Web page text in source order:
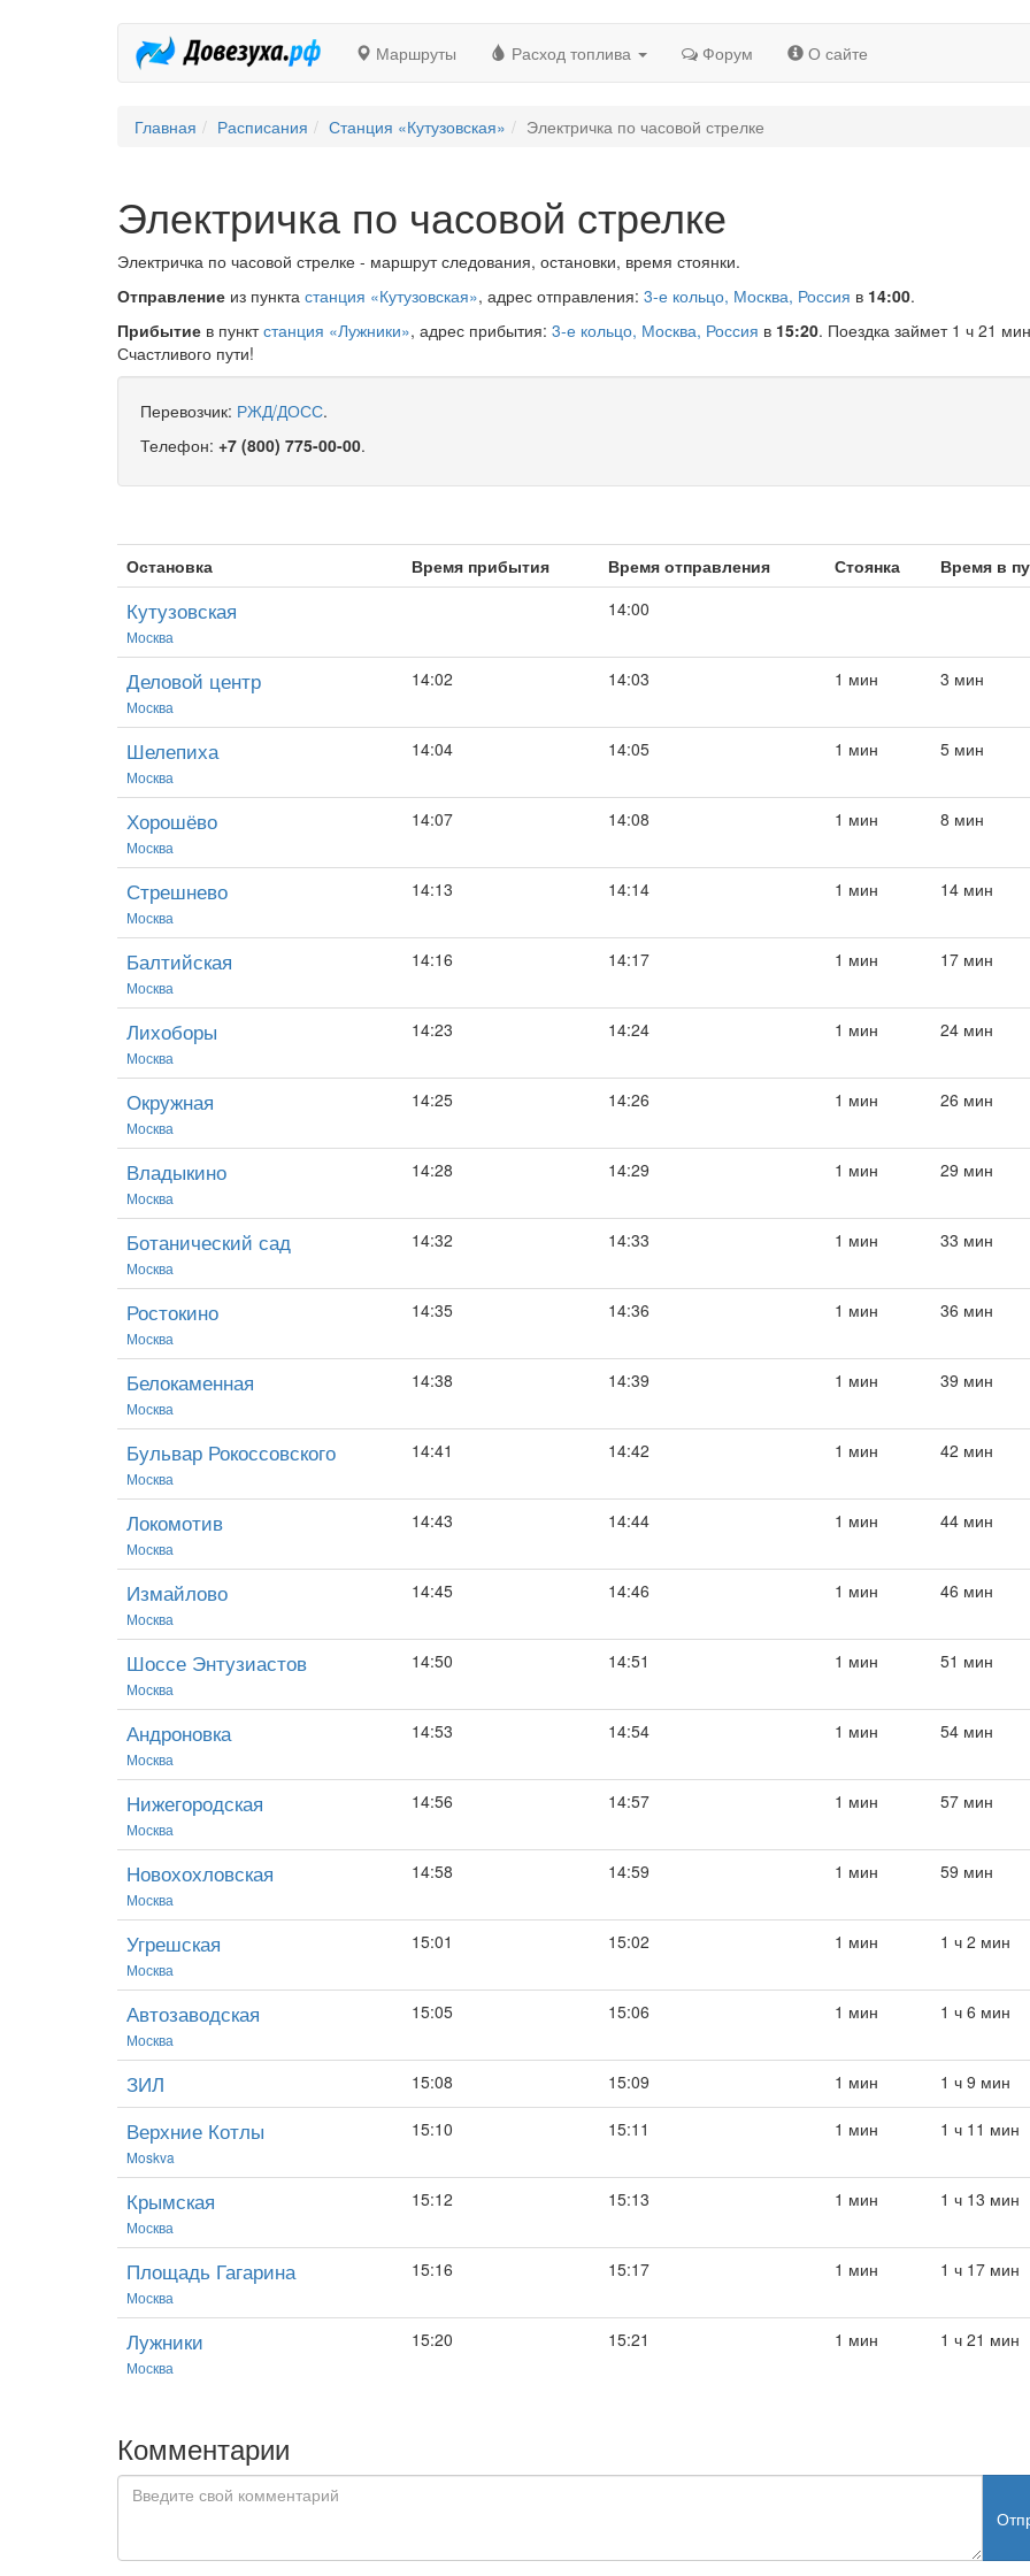
Маршруты Расход топлива Форум О сайте
Главная Расписания Станция «Кутузовская» Электричка по часовой стрелке
Электричка по часовой стрелке
Электричка по часовой стрелке - маршрут следования, остановки, время стоянки.
Отправление из пункта станция «Кутузовская», адрес отправления: 3-е кольцо, Москва, Россия в 14:00.
Прибытие в пунктстанция «Лужники», адрес прибытия: 3-е кольцо, Москва, Россия в 15:20. Поездка займет 1 ч 21
Счастливого пути!
Перевозчик: РЖД/ДОСС.
Телефон: +7 (800) 775-00-00.
Остановка Время прибытия Время отправления Стоянка Время в
Кутузовская
Москва
14:00
Деловой центр
Москва
14:02 14:03 1 мин 3 мин
Шелепиха
Москва
14:04 14:05 1 мин 5 мин
Хорошёво
Москва
14:07 14:08 1 мин 8 мин
Стрешнево
Москва
14:13 14:14 1 мин 14 мин
Балтийская
Москва
14:16 14:17 1 мин 17 мин
Лихоборы
Москва
14:23 14:24 1 мин 24 мин
Окружная
Москва
14:25 14:26 1 мин 26 мин
Владыкино
Москва
14:28 14:29 1 мин 29 мин
Ботанический сад
Москва
14:32 14:33 1 мин 33 мин
Ростокино
Москва
14:35 14:36 1 мин 36 мин
Белокаменная
Москва
14:38 14:39 1 мин 39 мин
Бульвар Рокоссовского
Москва
14:41 14:42 1 мин 42 мин
Локомотив
Москва
14:43 14:44 1 мин 44 мин
Измайлово
Москва
14:45 14:46 1 мин 46 мин
Шоссе Энтузиастов
Москва
14:50 14:51 1 мин 51 мин
Андроновка
Москва
14:53 14:54 1 мин 54 мин
Нижегородская
Москва
14:56 14:57 1 мин 57 мин
Новохохловская
Москва
14:58 14:59 1 мин 59 мин
Угрешская
Москва
15:01 15:02 1 мин 1 ч 2 мин
Автозаводская
Москва
15:05 15:06 1 мин 1 ч 6 мин
ЗИЛ 15:08 15:09 1 мин 1 ч 9 мин
Верхние Котлы
Moskva
15:10 15:11 1 мин 1 ч 11 мин
Крымская
Москва
15:12 15:13 1 мин 1 ч 13 мин
Площадь Гагарина
Москва
15:16 15:17 1 мин 1 ч 17 мин
Лужники
Москва
15:20 15:21 1 мин 1 ч 21 мин
Комментарии